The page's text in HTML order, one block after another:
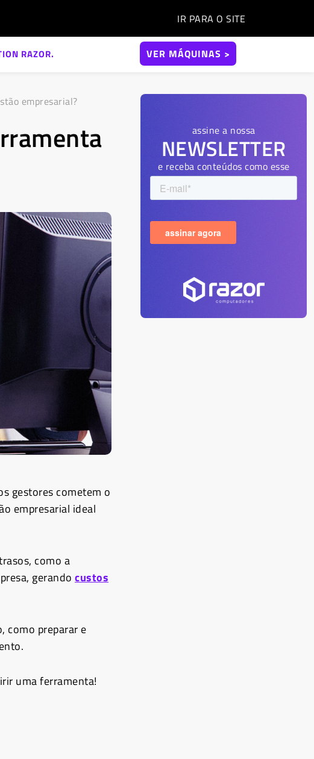
IR PARA O SITE
RAZOR. VER MÁQUINAS >
empresarial?
gestores cometem o
empresarial ideal
como a
gerando custos
como preparar e
uma ferramenta!
assine a nossa
NEWSLETTER
e receba conteúdos como esse